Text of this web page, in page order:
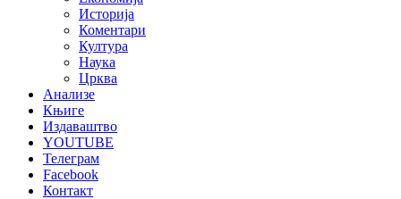
Историја
Коментари
Култура
Наука
Црква
Анализе
Књиге
Издаваштво
YOUTUBE
Телеграм
Facebook
Контакт